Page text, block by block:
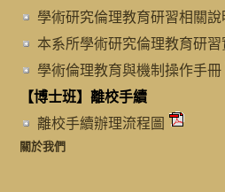
學術研究倫理教育研習相關說
本系所學術研究倫理教育研
學術倫理教育與機制操作手冊
【博士班】離校手續
離校手續辦理流程圖
關於我們